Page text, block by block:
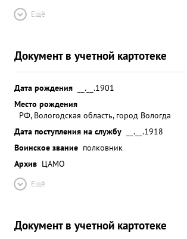
Ещё
Документ в учетной картотеке
Дата рождения
__.__.1901
Место рождения
РФ, Вологодская область, город Вологда
Дата поступления на службу
__.__.1918
Воинское звание полковник
Архив ЦАМО
Ещё
Документ в учетной картотеке